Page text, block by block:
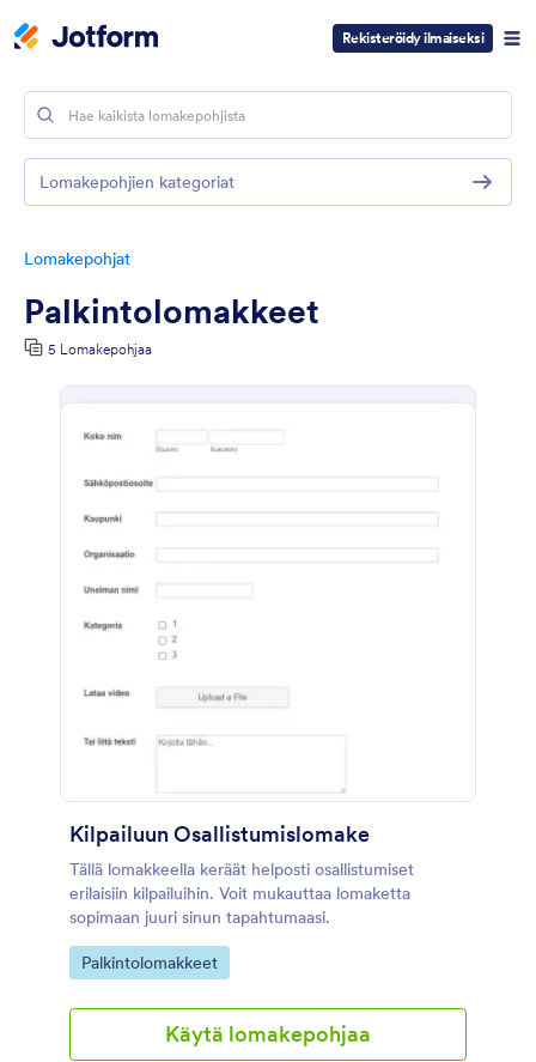
Rekisteröidy ilmaiseksi
Lomakepohjat
Palkintolomakkeet
5 Lomakepohjaa
Kilpailuun Osallistumislomake
Tällä lomakkeella keräät helposti osallistumiset
erilaisiin kilpailuihin. Voit mukauttaa lomaketta
sopimaan juuri sinun tapahtumaasi.
Go to Category:
Palkintolomakkeet
Käytä lomakepohjaa
Lomakepohjien kategoriat